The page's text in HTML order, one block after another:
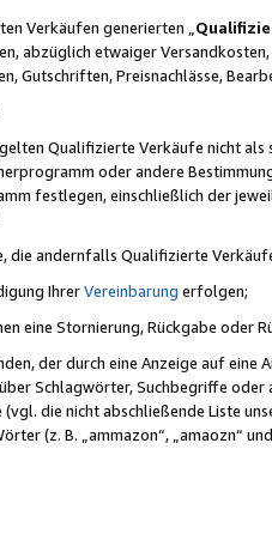
Verkäufen generierten „
abzüglich etwaiger
Gutschriften, Preisnachlässe,
Qualifizierte Verkäufe nicht
oder andere
festlegen, einschließlich der
die andernfalls Qualifizierte
IhrerVereinbarung erfolgen;
eine Stornierung, Rückgabe oder
der durch eine Anzeige auf
Schlagwörter, Suchbegriffe
die nicht abschließende Liste
(z. B. „ammazon“, „amaozn“